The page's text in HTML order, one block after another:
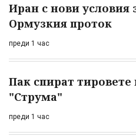
Иран с нови условия
Ормузкия проток
преди 1 час
Пак спират
"Струма"
преди 1 час